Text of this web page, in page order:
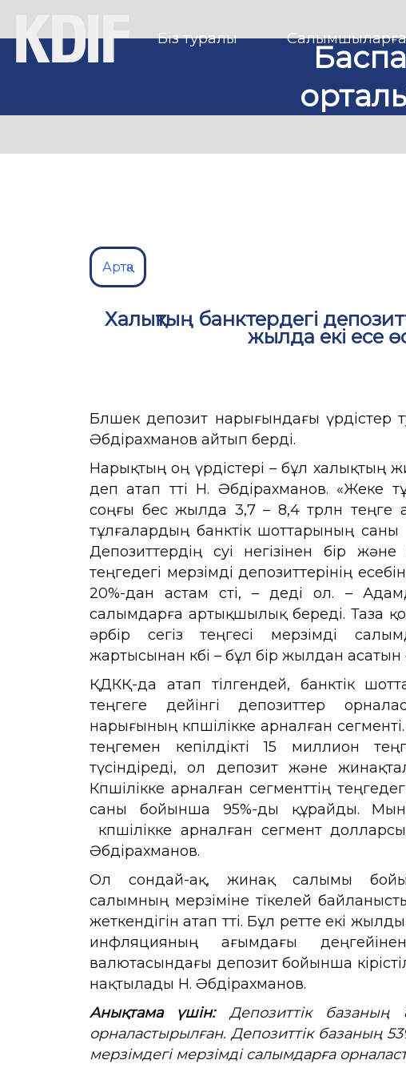
Біз туралы Салымшыларға
Артқа
Халықтың банктердегі
жылда екі есе
Бөлшек депозит нарығындағы үрдістер
Әбдірахманов айтып берді.
Нарықтың оң үрдістері – бұл халықтың
деп атап өтті Н. Әбдірахманов. «Жеке
соңғы бес жылда 3,7 – 8,4 трлн теңге
тұлғалардың банктік шоттарының саны
Депозиттердің өсуі негізінен бір
теңгедегі мерзімді депозиттерінің
20%-дан астам өсті, – деді ол. –
салымдарға артықшылық береді. Таза
әрбір сегіз теңгесі мерзімді
жартысынан көбі – бұл бір жылдан
ҚДКҚ-да атап өтілгендей, банктік
теңгеге дейінгі депозиттер
нарығының көпшілікке арналған
теңгемен кепілдікті 15 миллион
түсіндіреді, ол депозит және
Көпшілікке арналған сегменттің
саны бойынша 95%-ды құрайды.
көпшілікке арналған сегмент
Әбдірахманов.
Ол сондай-ақ, жинақ салымы
салымның мерзіміне тікелей
жеткендігін атап өтті. Бұл ретте екі
инфляцияның ағымдағы
валютасындағы депозит бойынша
нақтылады Н. Әбдірахманов.
Анықтама үшін:Депозиттік базаның
орналастырылған. Депозиттік базаның
мерзімдегі мерзімді салымдарға